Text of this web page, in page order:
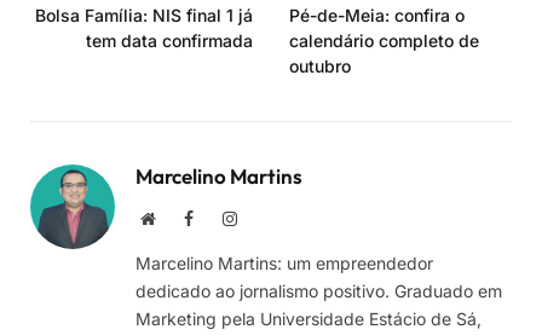
Bolsa Família: NIS final 1 já
tem data confirmada
Pé-de-Meia: confira o
calendário completo de
outubro
Marcelino Martins
Site FacebookInstagram
Marcelino Martins: um empreendedor
dedicado ao jornalismo positivo. Graduado em
Marketing pela Universidade Estácio de Sá,